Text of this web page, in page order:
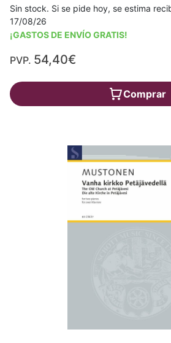
Sin stock. Si se pide hoy, se estima
17/08/26
¡GASTOS DE ENVÍO GRATIS!
PVP. 54,40€
Comprar